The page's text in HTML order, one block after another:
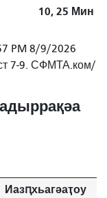
10, 25 Мин
PM 8/9/2026
7-9. СФМТА.ком/
Иазԥхьагәаҭоу